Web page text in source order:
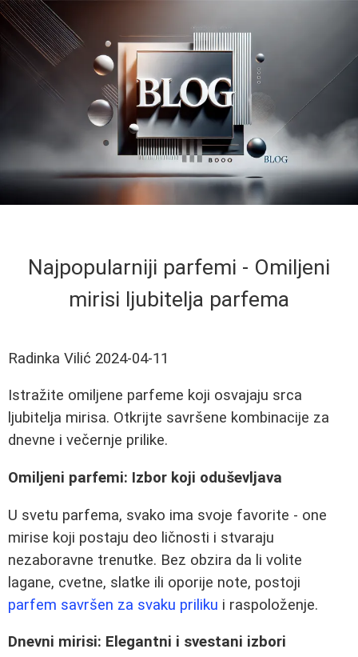
Najpopularniji parfemi - Omiljeni
mirisi ljubitelja parfema
Radinka Vilić 2024-04-11
Istražite omiljene parfeme koji osvajaju srca
ljubitelja mirisa. Otkrijte savršene kombinacije za
dnevne i večernje prilike.
Omiljeni parfemi: Izbor koji oduševljava
U svetu parfema, svako ima svoje favorite - one
mirise koji postaju deo ličnosti i stvaraju
nezaboravne trenutke. Bez obzira da li volite
lagane, cvetne, slatke ili oporije note, postoji
parfem savršen za svaku priliku i raspoloženje.
Dnevni mirisi: Elegantni i svestani izbori